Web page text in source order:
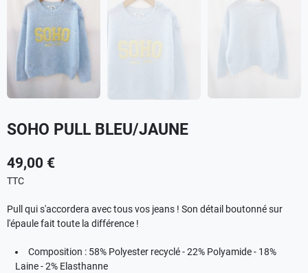
SOHO PULL BLEU/JAUNE
49,00 €
TTC
Pull qui s'accordera avec tous vos jeans ! Son détail boutonné sur
l'épaule fait toute la différence !
Composition : 58% Polyester recyclé - 22% Polyamide - 18%
Laine - 2% Elasthanne